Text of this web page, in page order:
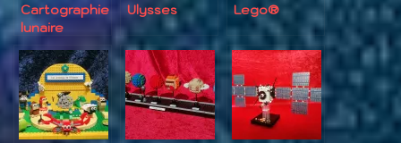
Cartographie
lunaire
Ulysses Lego®